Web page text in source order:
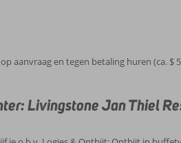
aanvraag en tegen betaling huren (ca. $
Livingstone Jan Thiel